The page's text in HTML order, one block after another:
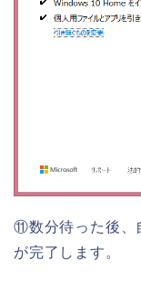
⑪数分待った後、
が完了します。